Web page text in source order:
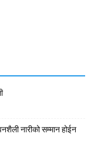
नारीको सम्मान होईन